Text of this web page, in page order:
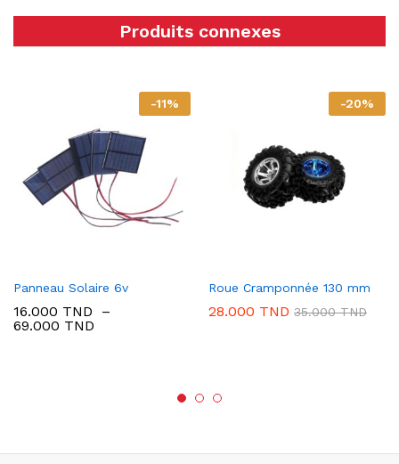
Produits connexes
-11%
Panneau Solaire 6v
16.000 TND
–
69.000 TND
-20%
Roue Cramponnée 130 mm
28.000 TND 35.000TND